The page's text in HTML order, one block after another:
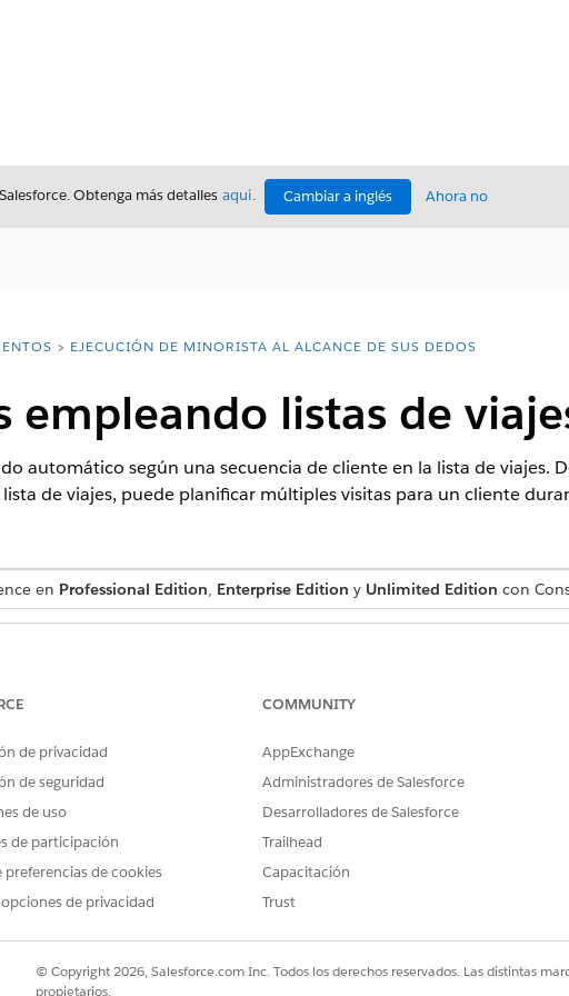
Obtenga más detalles aquí. Cambiar a inglés Ahora no
EJECUCIÓN DE MINORISTA AL ALCANCE DE SUS DEDOS
empleando listas de
automático según una secuencia de cliente en la lista de viajes.
de viajes, puede planificar múltiples visitas para un cliente
en Professional Edition, Enterprise Edition y Unlimited Edition con
Usuario de ventas minoristas de
minorista de CGCloud
crea llamadas para una fecha según la secuencia de clientes en la lista de
busque y seleccioneVisitas.
de viajes.
de privacidad
de seguridad
de uso
de participación
preferencias de cookies
opciones de privacidad
COMMUNITY
AppExchange
Administradores de Salesforce
Desarrolladores de Salesforce
Trailhead
Capacitación
Trust
© Copyright 2026, Salesforce.com Inc. Todos los derechos reservados. Las distintas
propietarios.